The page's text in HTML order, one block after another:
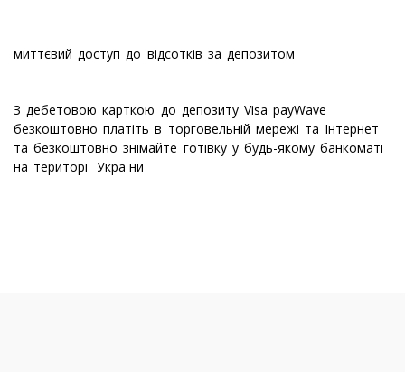
миттєвий доступ до відсотків за депозитом
З дебетовою карткою до депозиту Visa payWave
безкоштовно платіть в торговельній мережі та Інтернет
та безкоштовно знімайте готівку у будь-якому банкоматі
на території України